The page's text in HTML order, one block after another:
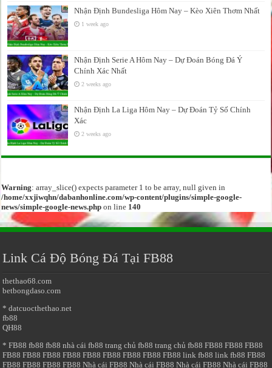
Nhận Định Bundesliga Hôm Nay – Kèo Xiên Thơm Nhất
1 week ago
Nhận Định Serie A Hôm Nay – Dự Đoán Bóng Đá Ý
Chính Xác Nhất
2 weeks ago
Nhận Định La Liga Hôm Nay – Dự Đoán Tỷ Số Chính
Xác
2 weeks ago
Warning: array_slice() expects parameter 1 to be array, null given in
/home/xxjiwqhn/dabanhonline.com/wp-content/plugins/simple-google-
news/simple-google-news.php on line 140
Link Cá Độ Bóng Đá Tại FB88
thethao68.com
betbongdaso.com
* datcuocthethao.net
fb88
QH88
* FB88 fb88 fb88 nhà cái fb88 trang chủ fb88 trang chủ fb88 FB88 FB88 FB88
FB88 FB88 FB88 FB88 FB88 FB88 FB88 FB88 FB88 link fb88 link fb88 FB88
FB88 FB88 FB88 FB88 Nhà cái FB88 Nhà cái FB88 Nhà cái FB88 Nhà cái FB88